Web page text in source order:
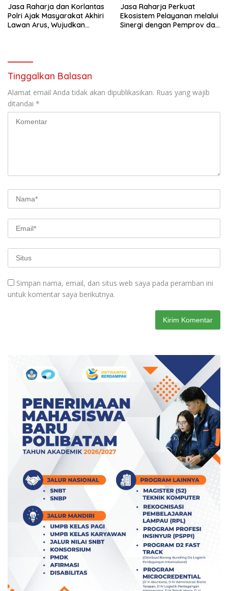
Jasa Raharja dan Korlantas
Polri Ajak Masyarakat Akhiri
Lawan Arus, Wujudkan
Jasa Raharja Perkuat
Ekosistem Pelayanan melalui
Sinergi dengan Pemprov dan
Tinggalkan Balasan
Alamat email Anda tidak akan dipublikasikan. Ruas yang wajib
ditandai *
Simpan nama, email, dan situs web saya pada peramban ini
untuk komentar saya berikutnya.